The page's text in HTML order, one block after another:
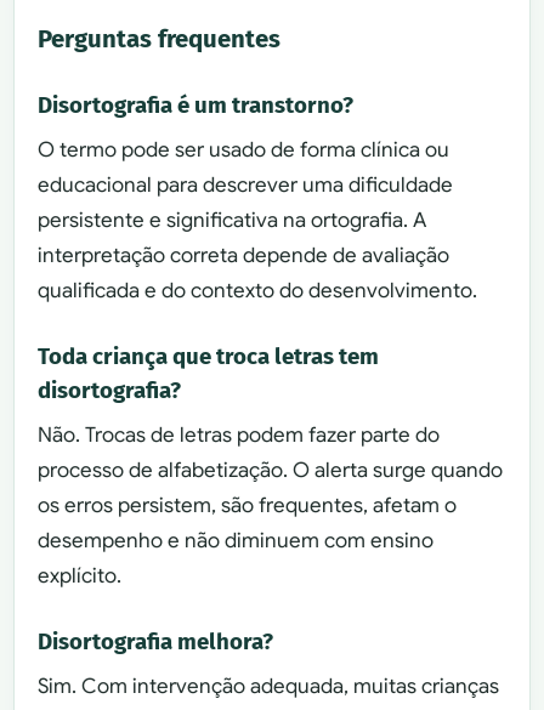
Perguntas frequentes
Disortografia é um transtorno?
O termo pode ser usado de forma clínica ou
educacional para descrever uma dificuldade
persistente e significativa na ortografia. A
interpretação correta depende de avaliação
qualificada e do contexto do desenvolvimento.
Toda criança que troca letras tem
disortografia?
Não. Trocas de letras podem fazer parte do
processo de alfabetização. O alerta surge quando
os erros persistem, são frequentes, afetam o
desempenho e não diminuem com ensino
explícito.
Disortografia melhora?
Sim. Com intervenção adequada, muitas crianças